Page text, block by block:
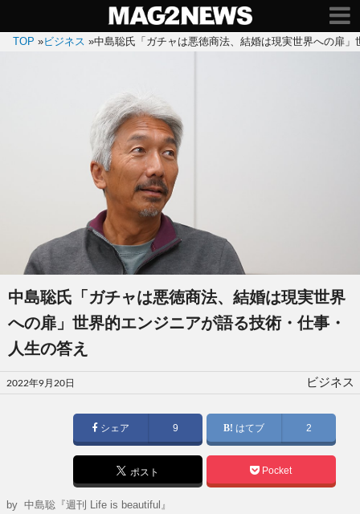
TOP »ビジネス »中島聡氏「ガチャは悪徳商法、結婚は現実世界への扉
中島聡氏「ガチャは悪徳商法、結婚は現実世界
への扉」世界的エンジニアが語る技術・仕事・
人生の答え
投
稿
2022年9月20日 ビジネス
シェア 9 はてブ 2
ポスト Pocket
by中島聡『週刊 Life is beautiful』